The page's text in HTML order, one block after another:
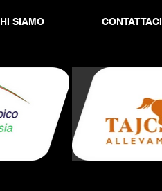
SIAMO CONTATTACI